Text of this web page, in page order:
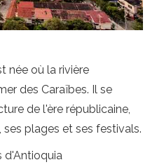
née où la rivière
des Caraïbes. Il se
de l'ère républicaine,
ses plages et ses festivals.
d'Antioquia